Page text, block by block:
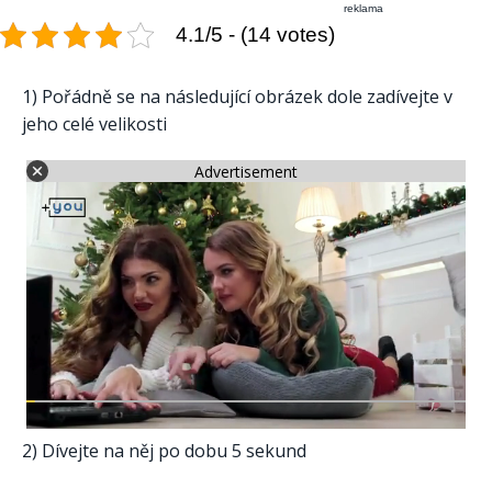
reklama
4.1/5 - (14 votes)
1) Pořádně se na následující obrázek dole zadívejte v
jeho celé velikosti
Advertisement
2) Dívejte na něj po dobu 5 sekund